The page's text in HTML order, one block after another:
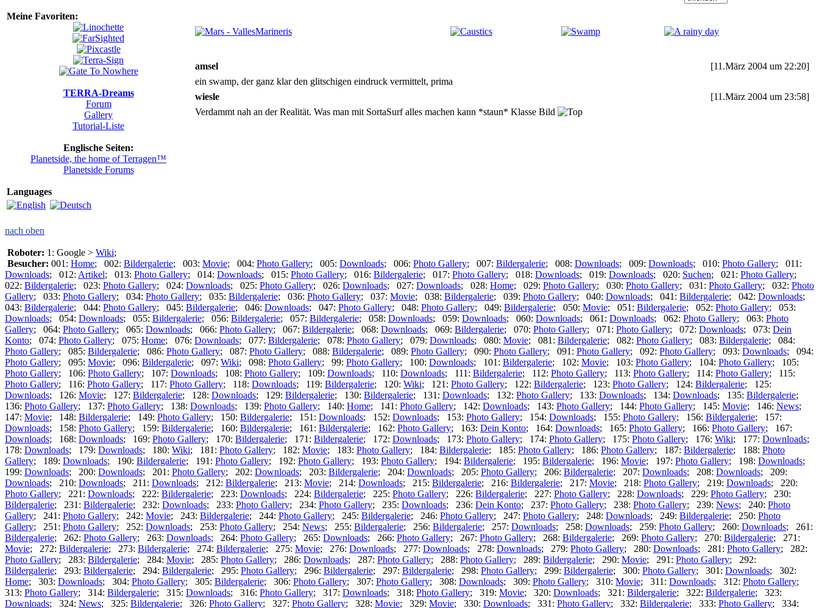
Meine Favoriten:
TERRA-Dreams
Forum
Gallery
Tutorial-Liste
Englische Seiten:
Planetside, the home of Terragen™
Planetside Forums
Languages
amsel
[11.März 2004 um 22:20]
ein swamp, der ganz klar den glitschigen eindruck vermittelt, prima
wiesle
[11.März 2004 um 23:58]
Verdammt nah an der Realität. Was man mit SortaSurf alles machen kann *staun* Klasse Bild
nach oben
Roboter: 1: Google > Wiki;
Besucher: 001: Home; 002: Bildergalerie; 003: Movie; 004: Photo Gallery; 005: Downloads; 006: Photo Gallery; 007: Bildergalerie; 008: Downloads; 009: Downloads; 010: Photo Gallery; 011:
Downloads; 012: Artikel; 013: Photo Gallery; 014: Downloads; 015: Photo Gallery; 016: Bildergalerie; 017: Photo Gallery; 018: Downloads; 019: Downloads; 020: Suchen; 021: Photo Gallery;
022: Bildergalerie; 023: Photo Gallery; 024: Downloads; 025: Photo Gallery; 026: Downloads; 027: Downloads; 028: Home; 029: Photo Gallery; 030: Photo Gallery; 031: Photo Gallery; 032: Photo
Gallery; 033: Photo Gallery; 034: Photo Gallery; 035: Bildergalerie; 036: Photo Gallery; 037: Movie; 038: Bildergalerie; 039: Photo Gallery; 040: Downloads; 041: Bildergalerie; 042: Downloads;
043: Bildergalerie; 044: Photo Gallery; 045: Bildergalerie; 046: Downloads; 047: Photo Gallery; 048: Photo Gallery; 049: Bildergalerie; 050: Movie; 051: Bildergalerie; 052: Photo Gallery; 053:
Downloads; 054: Downloads; 055: Bildergalerie; 056: Bildergalerie; 057: Bildergalerie; 058: Downloads; 059: Downloads; 060: Downloads; 061: Downloads; 062: Photo Gallery; 063: Photo
Gallery; 064: Photo Gallery; 065: Downloads; 066: Photo Gallery; 067: Bildergalerie; 068: Downloads; 069: Bildergalerie; 070: Photo Gallery; 071: Photo Gallery; 072: Downloads; 073: Dein
Konto; 074: Photo Gallery; 075: Home; 076: Downloads; 077: Bildergalerie; 078: Photo Gallery; 079: Downloads; 080: Movie; 081: Bildergalerie; 082: Photo Gallery; 083: Bildergalerie; 084:
Photo Gallery; 085: Bildergalerie; 086: Photo Gallery; 087: Photo Gallery; 088: Bildergalerie; 089: Photo Gallery; 090: Photo Gallery; 091: Photo Gallery; 092: Photo Gallery; 093: Downloads; 094:
Photo Gallery; 095: Movie; 096: Bildergalerie; 097: Wiki; 098: Photo Gallery; 99: Photo Gallery; 100: Downloads; 101: Bildergalerie; 102: Movie; 103: Photo Gallery; 104: Photo Gallery; 105:
Photo Gallery; 106: Photo Gallery; 107: Downloads; 108: Photo Gallery; 109: Downloads; 110: Downloads; 111: Bildergalerie; 112: Photo Gallery; 113: Photo Gallery; 114: Photo Gallery; 115:
Photo Gallery; 116: Photo Gallery; 117: Photo Gallery; 118: Downloads; 119: Bildergalerie; 120: Wiki; 121: Photo Gallery; 122: Bildergalerie; 123: Photo Gallery; 124: Bildergalerie; 125:
Downloads; 126: Movie; 127: Bildergalerie; 128: Downloads; 129: Bildergalerie; 130: Bildergalerie; 131: Downloads; 132: Photo Gallery; 133: Downloads; 134: Downloads; 135: Bildergalerie;
136: Photo Gallery; 137: Photo Gallery; 138: Downloads; 139: Photo Gallery; 140: Home; 141: Photo Gallery; 142: Downloads; 143: Photo Gallery; 144: Photo Gallery; 145: Movie; 146: News;
147: Movie; 148: Bildergalerie; 149: Photo Gallery; 150: Bildergalerie; 151: Downloads; 152: Downloads; 153: Photo Gallery; 154: Downloads; 155: Photo Gallery; 156: Bildergalerie; 157:
Downloads; 158: Photo Gallery; 159: Bildergalerie; 160: Bildergalerie; 161: Bildergalerie; 162: Photo Gallery; 163: Dein Konto; 164: Downloads; 165: Photo Gallery; 166: Photo Gallery; 167:
Downloads; 168: Downloads; 169: Photo Gallery; 170: Bildergalerie; 171: Bildergalerie; 172: Downloads; 173: Photo Gallery; 174: Photo Gallery; 175: Photo Gallery; 176: Wiki; 177: Downloads;
178: Downloads; 179: Downloads; 180: Wiki; 181: Photo Gallery; 182: Movie; 183: Photo Gallery; 184: Bildergalerie; 185: Photo Gallery; 186: Photo Gallery; 187: Bildergalerie; 188: Photo
Gallery; 189: Downloads; 190: Bildergalerie; 191: Photo Gallery; 192: Photo Gallery; 193: Photo Gallery; 194: Bildergalerie; 195: Bildergalerie; 196: Movie; 197: Photo Gallery; 198: Downloads;
199: Downloads; 200: Downloads; 201: Photo Gallery; 202: Downloads; 203: Bildergalerie; 204: Downloads; 205: Photo Gallery; 206: Bildergalerie; 207: Downloads; 208: Downloads; 209:
Downloads; 210: Downloads; 211: Downloads; 212: Bildergalerie; 213: Movie; 214: Downloads; 215: Bildergalerie; 216: Bildergalerie; 217: Movie; 218: Photo Gallery; 219: Downloads; 220:
Photo Gallery; 221: Downloads; 222: Bildergalerie; 223: Downloads; 224: Bildergalerie; 225: Photo Gallery; 226: Bildergalerie; 227: Photo Gallery; 228: Downloads; 229: Photo Gallery; 230:
Bildergalerie; 231: Bildergalerie; 232: Downloads; 233: Photo Gallery; 234: Photo Gallery; 235: Downloads; 236: Dein Konto; 237: Photo Gallery; 238: Photo Gallery; 239: News; 240: Photo
Gallery; 241: Photo Gallery; 242: Movie; 243: Bildergalerie; 244: Photo Gallery; 245: Bildergalerie; 246: Photo Gallery; 247: Photo Gallery; 248: Downloads; 249: Bildergalerie; 250: Photo
Gallery; 251: Photo Gallery; 252: Downloads; 253: Photo Gallery; 254: News; 255: Bildergalerie; 256: Bildergalerie; 257: Downloads; 258: Downloads; 259: Photo Gallery; 260: Downloads; 261:
Bildergalerie; 262: Photo Gallery; 263: Downloads; 264: Photo Gallery; 265: Downloads; 266: Photo Gallery; 267: Photo Gallery; 268: Bildergalerie; 269: Photo Gallery; 270: Bildergalerie; 271:
Movie; 272: Bildergalerie; 273: Bildergalerie; 274: Bildergalerie; 275: Movie; 276: Downloads; 277: Downloads; 278: Downloads; 279: Photo Gallery; 280: Downloads; 281: Photo Gallery; 282:
Photo Gallery; 283: Bildergalerie; 284: Movie; 285: Photo Gallery; 286: Downloads; 287: Photo Gallery; 288: Photo Gallery; 289: Bildergalerie; 290: Movie; 291: Photo Gallery; 292:
Bildergalerie; 293: Bildergalerie; 294: Bildergalerie; 295: Photo Gallery; 296: Bildergalerie; 297: Bildergalerie; 298: Photo Gallery; 299: Bildergalerie; 300: Photo Gallery; 301: Downloads; 302:
Home; 303: Downloads; 304: Photo Gallery; 305: Bildergalerie; 306: Photo Gallery; 307: Photo Gallery; 308: Downloads; 309: Photo Gallery; 310: Movie; 311: Downloads; 312: Photo Gallery;
313: Photo Gallery; 314: Bildergalerie; 315: Downloads; 316: Photo Gallery; 317: Downloads; 318: Photo Gallery; 319: Movie; 320: Downloads; 321: Bildergalerie; 322: Bildergalerie; 323:
Downloads; 324: News; 325: Bildergalerie; 326: Photo Gallery; 327: Photo Gallery; 328: Movie; 329: Movie; 330: Downloads; 331: Photo Gallery; 332: Bildergalerie; 333: Photo Gallery; 334: